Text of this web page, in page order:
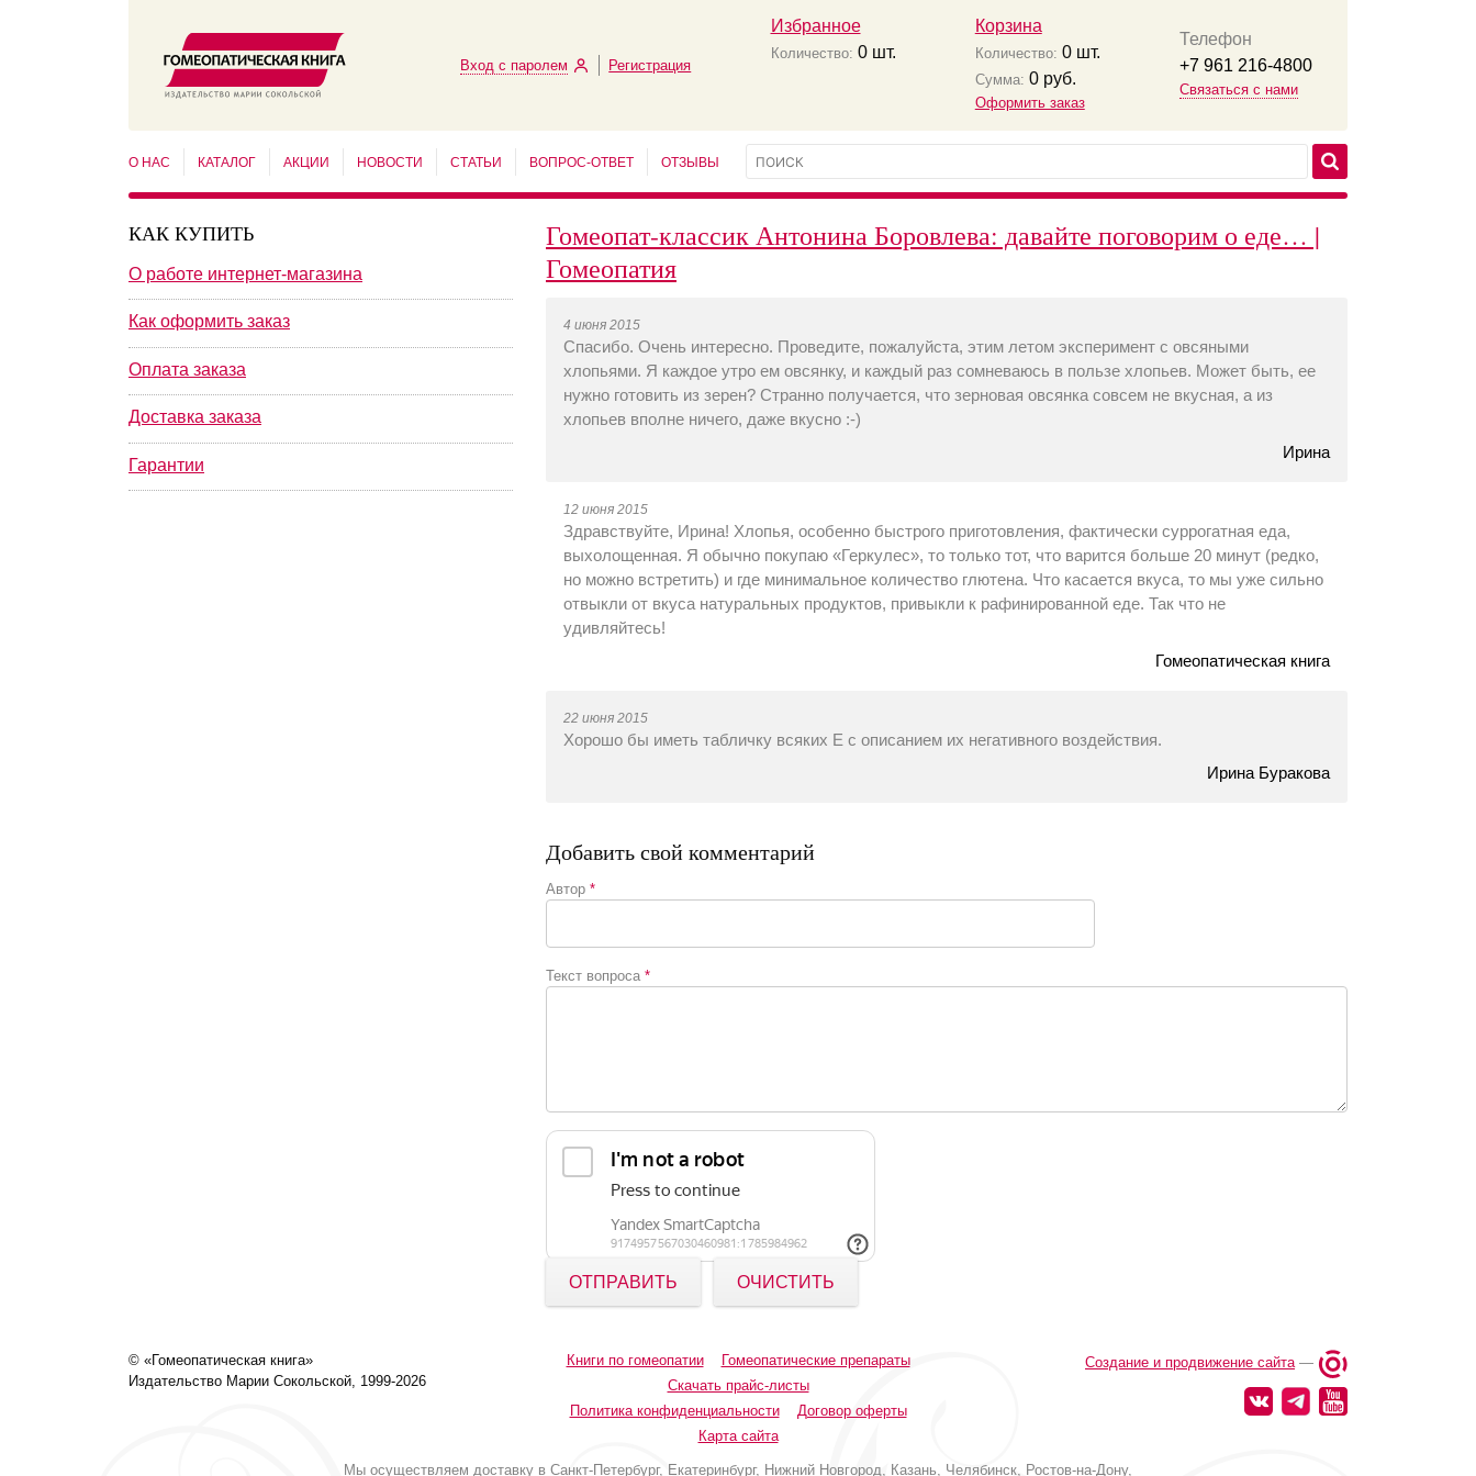
Вход с паролем Регистрация
Избранное
Количество: 0шт.
Корзина
Количество: 0шт.
Сумма: 0руб.
Оформить заказ
Телефон
+7 961 216-4800
Связаться с нами
О НАС КАТАЛОГ АКЦИИ НОВОСТИ СТАТЬИ ВОПРОС-ОТВЕТ ОТЗЫВЫ
КАК КУПИТЬ
О работе интернет-магазина
Как оформить заказ
Оплата заказа
Доставка заказа
Гарантии
Гомеопат-классик Антонина Боровлева: давайте поговорим о еде… |
Гомеопатия
4 июня 2015
Спасибо. Очень интересно. Проведите, пожалуйста, этим летом эксперимент с овсяными
хлопьями. Я каждое утро ем овсянку, и каждый раз сомневаюсь в пользе хлопьев. Может быть, ее
нужно готовить из зерен? Странно получается, что зерновая овсянка совсем не вкусная, а из
хлопьев вполне ничего, даже вкусно :-)
Ирина
12 июня 2015
Здравствуйте, Ирина! Хлопья, особенно быстрого приготовления, фактически суррогатная еда,
выхолощенная. Я обычно покупаю «Геркулес», то только тот, что варится больше 20 минут (редко,
но можно встретить) и где минимальное количество глютена. Что касается вкуса, то мы уже сильно
отвыкли от вкуса натуральных продуктов, привыкли к рафинированной еде. Так что не
удивляйтесь!
Гомеопатическая книга
22 июня 2015
Хорошо бы иметь табличку всяких Е с описанием их негативного воздействия.
Ирина Буракова
Добавить свой комментарий
Автор *
Текст вопроса *
ОТПРАВИТЬ ОЧИСТИТЬ
© «Гомеопатическая книга»
Издательство Марии Сокольской, 1999-2026
Книги по гомеопатии
Гомеопатические препараты
Скачать прайс-листы
Политика конфиденциальности
Договор оферты
Карта сайта
Создание и продвижение сайта—
Мы осуществляем доставку в Санкт-Петербург, Екатеринбург, Нижний Новгород, Казань, Челябинск, Ростов-на-Дону,